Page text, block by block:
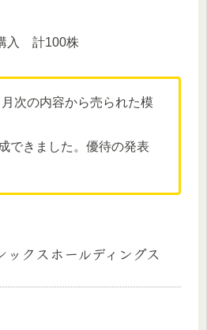
入 計100株
次の内容から売られた模
できました。優待の発表
クスホールディングス